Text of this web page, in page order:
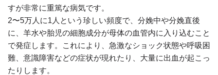
すが非常に重篤な病気です。
2〜5万人に1人という珍しい頻度で、分娩中や分娩直後
に、羊水や胎児の細胞成分が母体の血管内に入り込むこと
で発症します。これにより、急激なショック状態や呼吸困
難、意識障害などの症状が現れたり、大量に出血が起こっ
たりします。